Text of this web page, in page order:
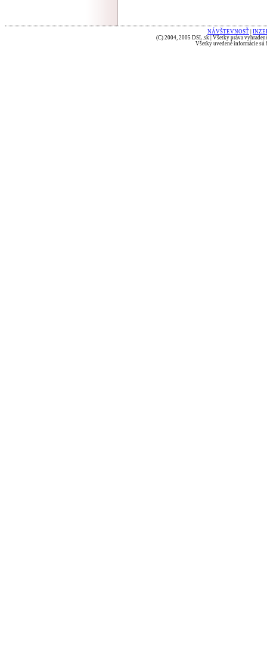
NÁVŠTEVNOSŤ
(C) 2004, 2005 DSL.sk | Všetky práva
Všetky uvedené informácie sú